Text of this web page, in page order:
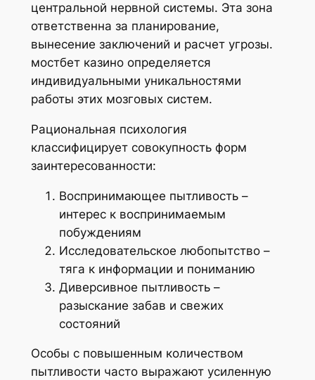
центральной нервной системы. Эта зона
ответственна за планирование,
вынесение заключений и расчет угрозы.
мостбет казино определяется
индивидуальными уникальностями
работы этих мозговых систем.
Рациональная психология
классифицирует совокупность форм
заинтересованности:
Воспринимающее пытливость –
интерес к воспринимаемым
побуждениям
Исследовательское любопытство –
тяга к информации и пониманию
Диверсивное пытливость –
разыскание забав и свежих
состояний
Особы с повышенным количеством
пытливости часто выражают усиленную